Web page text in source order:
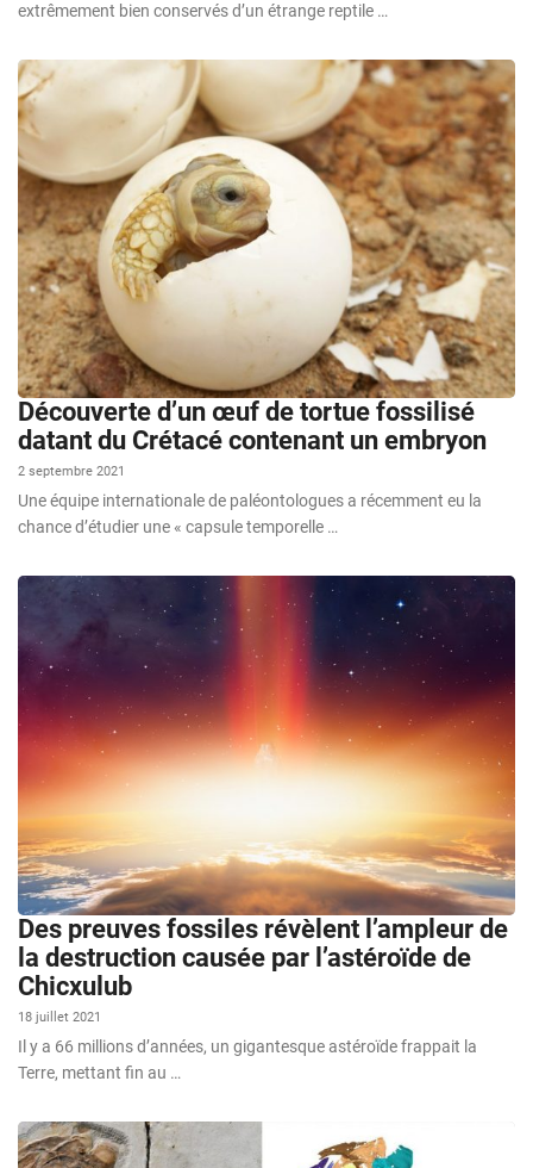
extrêmement bien conservés d’un étrange reptile …
Découverte d’un œuf de tortue fossilisé
datant du Crétacé contenant un embryon
2 septembre 2021
Une équipe internationale de paléontologues a récemment eu la
chance d’étudier une « capsule temporelle …
Des preuves fossiles révèlent l’ampleur de
la destruction causée par l’astéroïde de
Chicxulub
18 juillet 2021
Il y a 66 millions d’années, un gigantesque astéroïde frappait la
Terre, mettant fin au …